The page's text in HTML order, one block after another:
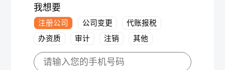
我想要
注册公司 公司变更
代账报税
办资质
审计 注销 其他